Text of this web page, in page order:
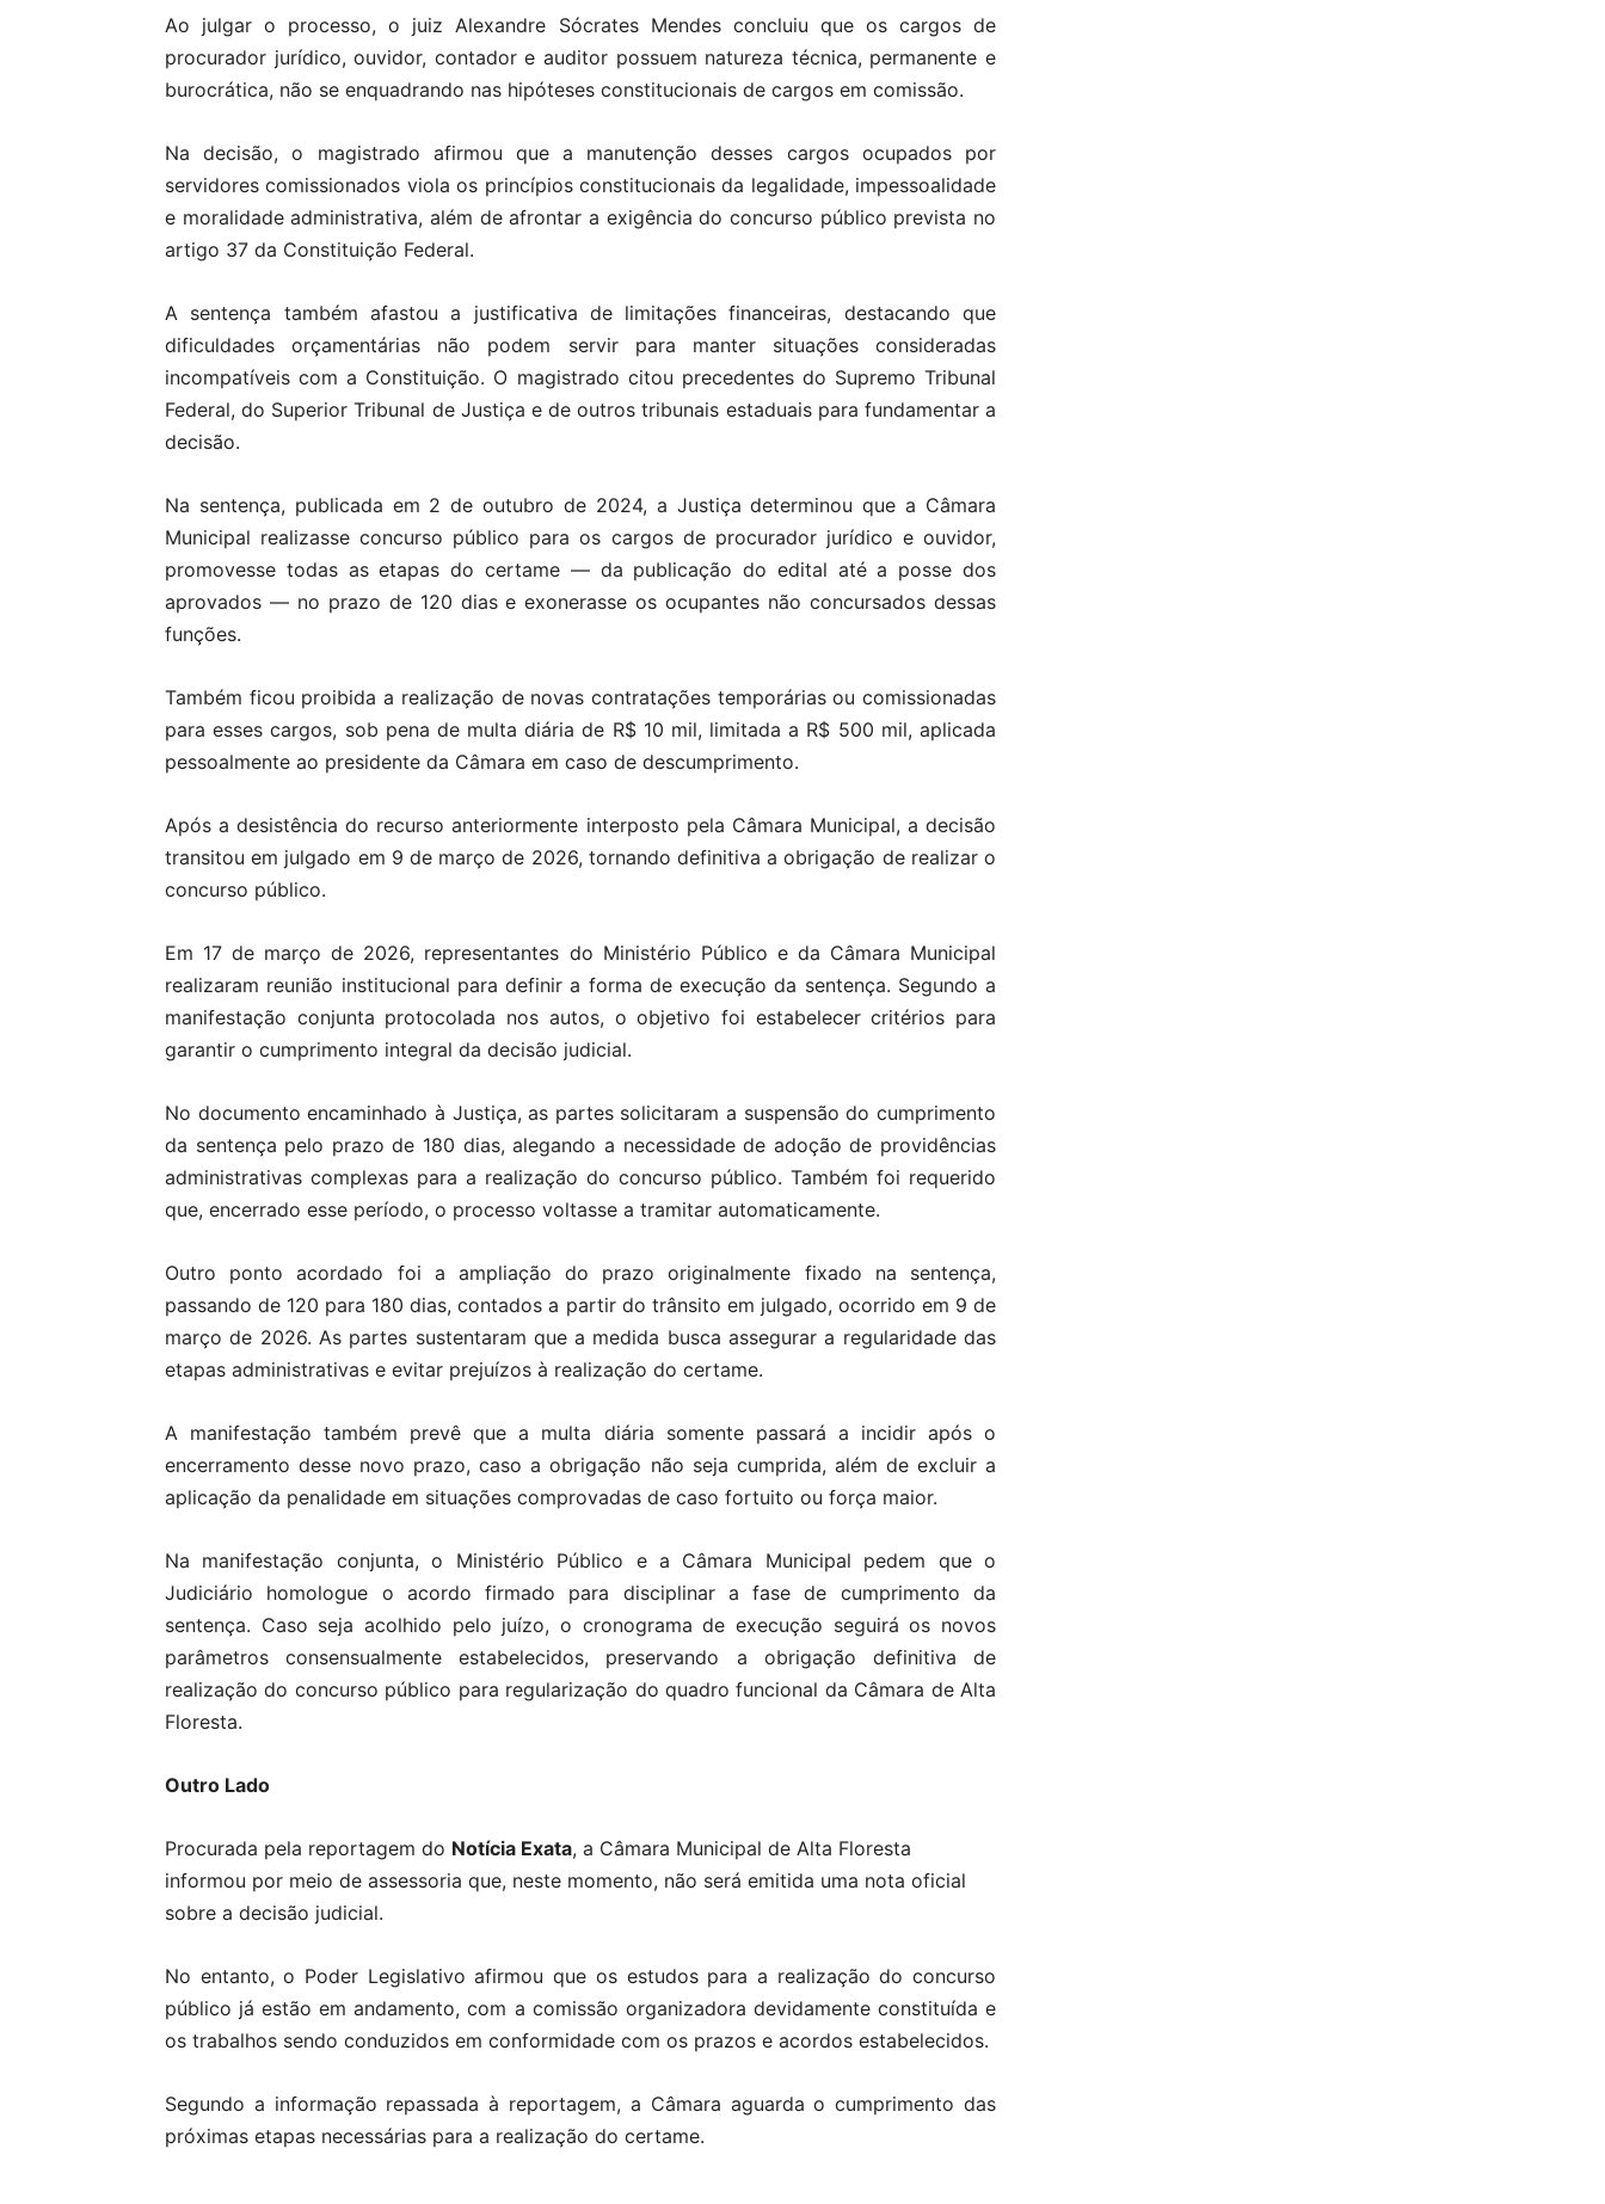
Ao julgar o processo, o juiz Alexandre Sócrates Mendes concluiu que os cargos de
procurador jurídico, ouvidor, contador e auditor possuem natureza técnica, permanente e
burocrática, não se enquadrando nas hipóteses constitucionais de cargos em comissão.
Na decisão, o magistrado afirmou que a manutenção desses cargos ocupados por
servidores comissionados viola os princípios constitucionais da legalidade, impessoalidade
e moralidade administrativa, além de afrontar a exigência do concurso público prevista no
artigo 37 da Constituição Federal.
A sentença também afastou a justificativa de limitações financeiras, destacando que
dificuldades orçamentárias não podem servir para manter situações consideradas
incompatíveis com a Constituição. O magistrado citou precedentes do Supremo Tribunal
Federal, do Superior Tribunal de Justiça e de outros tribunais estaduais para fundamentar a
decisão.
Na sentença, publicada em 2 de outubro de 2024, a Justiça determinou que a Câmara
Municipal realizasse concurso público para os cargos de procurador jurídico e ouvidor,
promovesse todas as etapas do certame — da publicação do edital até a posse dos
aprovados — no prazo de 120 dias e exonerasse os ocupantes não concursados dessas
funções.
Também ficou proibida a realização de novas contratações temporárias ou comissionadas
para esses cargos, sob pena de multa diária de R$ 10 mil, limitada a R$ 500 mil, aplicada
pessoalmente ao presidente da Câmara em caso de descumprimento.
Após a desistência do recurso anteriormente interposto pela Câmara Municipal, a decisão
transitou em julgado em 9 de março de 2026, tornando definitiva a obrigação de realizar o
concurso público.
Em 17 de março de 2026, representantes do Ministério Público e da Câmara Municipal
realizaram reunião institucional para definir a forma de execução da sentença. Segundo a
manifestação conjunta protocolada nos autos, o objetivo foi estabelecer critérios para
garantir o cumprimento integral da decisão judicial.
No documento encaminhado à Justiça, as partes solicitaram a suspensão do cumprimento
da sentença pelo prazo de 180 dias, alegando a necessidade de adoção de providências
administrativas complexas para a realização do concurso público. Também foi requerido
que, encerrado esse período, o processo voltasse a tramitar automaticamente.
Outro ponto acordado foi a ampliação do prazo originalmente fixado na sentença,
passando de 120 para 180 dias, contados a partir do trânsito em julgado, ocorrido em 9 de
março de 2026. As partes sustentaram que a medida busca assegurar a regularidade das
etapas administrativas e evitar prejuízos à realização do certame.
A manifestação também prevê que a multa diária somente passará a incidir após o
encerramento desse novo prazo, caso a obrigação não seja cumprida, além de excluir a
aplicação da penalidade em situações comprovadas de caso fortuito ou força maior.
Na manifestação conjunta, o Ministério Público e a Câmara Municipal pedem que o
Judiciário homologue o acordo firmado para disciplinar a fase de cumprimento da
sentença. Caso seja acolhido pelo juízo, o cronograma de execução seguirá os novos
parâmetros consensualmente estabelecidos, preservando a obrigação definitiva de
realização do concurso público para regularização do quadro funcional da Câmara de Alta
Floresta.
Outro Lado
Procurada pela reportagem do Notícia Exata, a Câmara Municipal de Alta Floresta
informou por meio de assessoria que, neste momento, não será emitida uma nota oficial
sobre a decisão judicial.
No entanto, o Poder Legislativo afirmou que os estudos para a realização do concurso
público já estão em andamento, com a comissão organizadora devidamente constituída e
os trabalhos sendo conduzidos em conformidade com os prazos e acordos estabelecidos.
Segundo a informação repassada à reportagem, a Câmara aguarda o cumprimento das
próximas etapas necessárias para a realização do certame.